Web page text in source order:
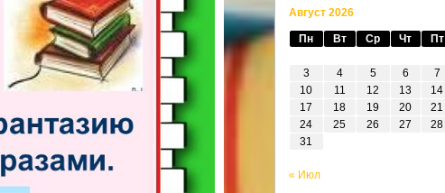
Август 2026
Пн Вт Ср Чт Пт
3
4 5 6 7
10
11 12 13 14
17
18 19 20 21
24
25 26 27 28
31
« Июл